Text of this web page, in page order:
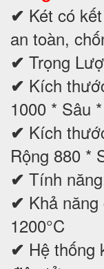
✔ Két có
an toàn,
✔ Trọng
✔ Kích
1000 * Sâu
✔ Kích
Rộng 880 *
✔ Tính
✔ Khả
1200°C
✔ Hệ thống